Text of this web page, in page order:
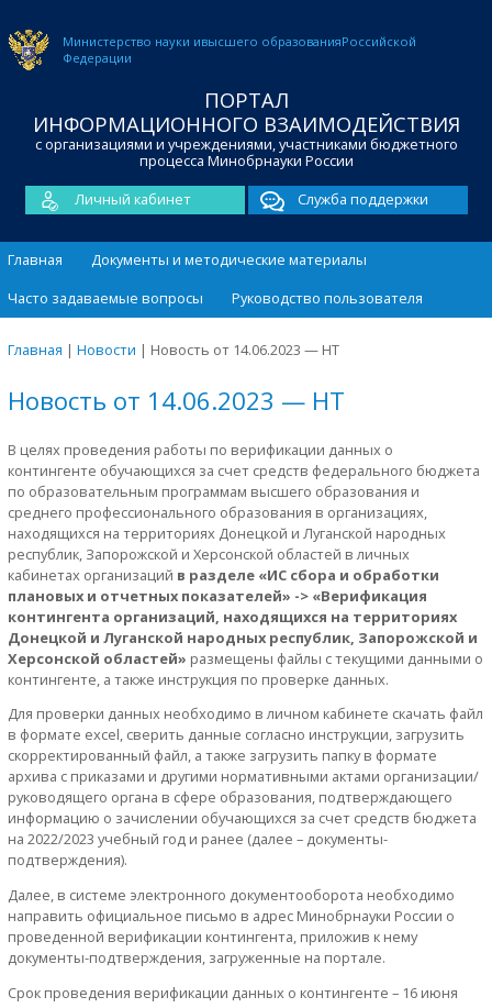
Министерство науки ивысшего образованияРоссийской
Федерации
ПОРТАЛ
ИНФОРМАЦИОННОГО ВЗАИМОДЕЙСТВИЯ
с организациями и учреждениями, участниками бюджетного
процесса Минобрнауки России
Личный кабинет
Служба поддержки
Главная
Документы и методические материалы
Часто задаваемые вопросы
Руководство пользователя
Главная | Новости | Новость от 14.06.2023 — НТ
Новость от 14.06.2023 — НТ
В целях проведения работы по верификации данных о
контингенте обучающихся за счет средств федерального бюджета
по образовательным программам высшего образования и
среднего профессионального образования в организациях,
находящихся на территориях Донецкой и Луганской народных
республик, Запорожской и Херсонской областей в личных
кабинетах организаций в разделе «ИС сбора и обработки
плановых и отчетных показателей» -> «Верификация
контингента организаций, находящихся на территориях
Донецкой и Луганской народных республик, Запорожской и
Херсонской областей» размещены файлы с текущими данными о
контингенте, а также инструкция по проверке данных.
Для проверки данных необходимо в личном кабинете скачать файл
в формате excel, сверить данные согласно инструкции, загрузить
скорректированный файл, а также загрузить папку в формате
архива с приказами и другими нормативными актами организации/
руководящего органа в сфере образования, подтверждающего
информацию о зачислении обучающихся за счет средств бюджета
на 2022/2023 учебный год и ранее (далее – документы-
подтверждения).
Далее, в системе электронного документооборота необходимо
направить официальное письмо в адрес Минобрнауки России о
проведенной верификации контингента, приложив к нему
документы-подтверждения, загруженные на портале.
Срок проведения верификации данных о контингенте – 16 июня